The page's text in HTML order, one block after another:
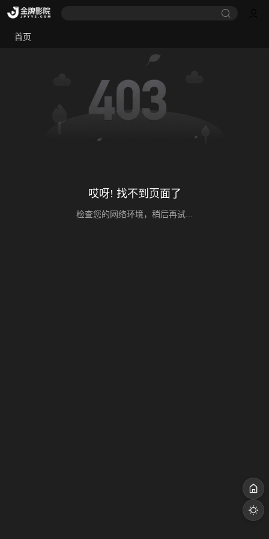
首页
哎呀! 找不到页面了
检查您的网络环境，稍后再试...